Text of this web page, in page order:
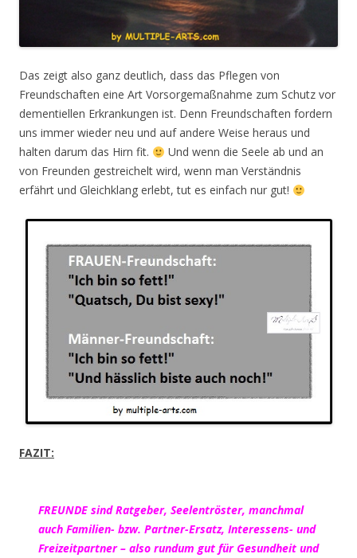
Das zeigt also ganz deutlich, dass das Pflegen von
Freundschaften eine Art Vorsorgemaßnahme zum Schutz vor
dementiellen Erkrankungen ist. Denn Freundschaften fordern
uns immer wieder neu und auf andere Weise heraus und
halten darum das Hirn fit.
Und wenn die Seele ab und an
von Freunden gestreichelt wird, wenn man Verständnis
erfährt und Gleichklang erlebt, tut es einfach nur gut!
FAZIT:
FREUNDE sind Ratgeber, Seelentröster, manchmal
auch Familien- bzw. Partner-Ersatz, Interessens- und
Freizeitpartner – also rundum gut für Gesundheit und